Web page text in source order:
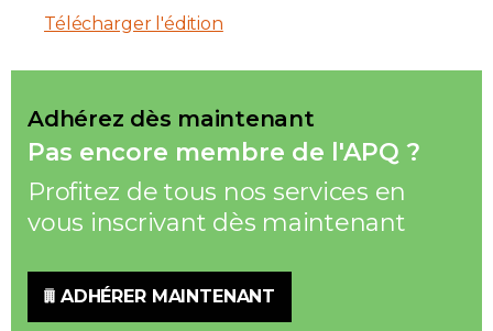
Zone Membres
Français
Télécharger l'édition
Adhérez dès maintenant
Pas encore membre de l'APQ ?
Profitez de tous nos services en
vous inscrivant dès maintenant
ADHÉRER MAINTENANT